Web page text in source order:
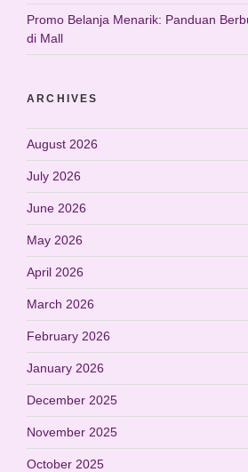
Promo Belanja Menarik: Panduan
di Mall
ARCHIVES
August 2026
July 2026
June 2026
May 2026
April 2026
March 2026
February 2026
January 2026
December 2025
November 2025
October 2025